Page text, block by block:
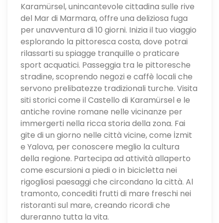
Karamürsel, unincantevole cittadina sulle rive
del Mar di Marmara, offre una deliziosa fuga
per unavventura di 10 giorni. Inizia il tuo viaggio
esplorando la pittoresca costa, dove potrai
rilassarti su spiagge tranquille o praticare
sport acquatici. Passeggia tra le pittoresche
stradine, scoprendo negozi e caffè locali che
servono prelibatezze tradizionali turche. Visita
siti storici come il Castello di Karamürsel e le
antiche rovine romane nelle vicinanze per
immergerti nella ricca storia della zona. Fai
gite di un giorno nelle città vicine, come İzmit
e Yalova, per conoscere meglio la cultura
della regione. Partecipa ad attività allaperto
come escursioni a piedi o in bicicletta nei
rigogliosi paesaggi che circondano la città. Al
tramonto, concediti frutti di mare freschi nei
ristoranti sul mare, creando ricordi che
dureranno tutta la vita.